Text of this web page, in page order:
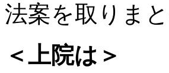
法案を取りま
＜上院は＞